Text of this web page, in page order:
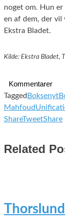
noget om. Hun er
en af dem, der vil
Ekstra Bladet.
Kilde: Ekstra Bladet,
Kommentarer
Tagged Boksenyt
Mahfoud
ShareTweetShare
Related